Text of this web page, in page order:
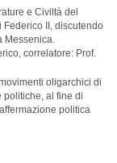
e Civiltà del
Federico II, discutendo
Messenica.
correlatore: Prof.
oligarchici di
politiche, al fine di
politica